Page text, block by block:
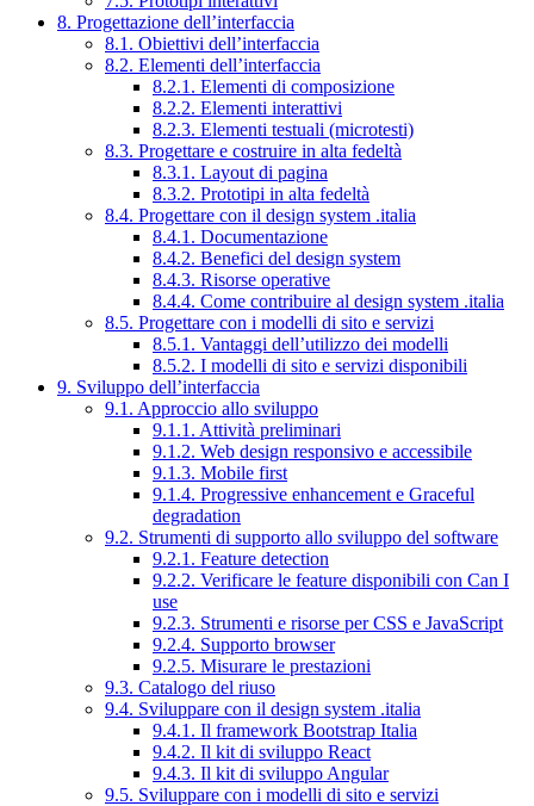
8. Progettazione dell’interfaccia
8.1. Obiettivi dell’interfaccia
8.2. Elementi dell’interfaccia
8.2.1. Elementi di composizione
8.2.2. Elementi interattivi
8.2.3. Elementi testuali (microtesti)
8.3. Progettare e costruire in alta fedeltà
8.3.1. Layout di pagina
8.3.2. Prototipi in alta fedeltà
8.4. Progettare con il design system .italia
8.4.1. Documentazione
8.4.2. Benefici del design system
8.4.3. Risorse operative
8.4.4. Come contribuire al design system .italia
8.5. Progettare con i modelli di sito e servizi
8.5.1. Vantaggi dell’utilizzo dei modelli
8.5.2. I modelli di sito e servizi disponibili
9. Sviluppo dell’interfaccia
9.1. Approccio allo sviluppo
9.1.1. Attività preliminari
9.1.2. Web design responsivo e accessibile
9.1.3. Mobile first
9.1.4. Progressive enhancement e Graceful
degradation
9.2. Strumenti di supporto allo sviluppo del software
9.2.1. Feature detection
9.2.2. Verificare le feature disponibili con Can I
use
9.2.3. Strumenti e risorse per CSS e JavaScript
9.2.4. Supporto browser
9.2.5. Misurare le prestazioni
9.3. Catalogo del riuso
9.4. Sviluppare con il design system .italia
9.4.1. Il framework Bootstrap Italia
9.4.2. Il kit di sviluppo React
9.4.3. Il kit di sviluppo Angular
9.5. Sviluppare con i modelli di sito e servizi